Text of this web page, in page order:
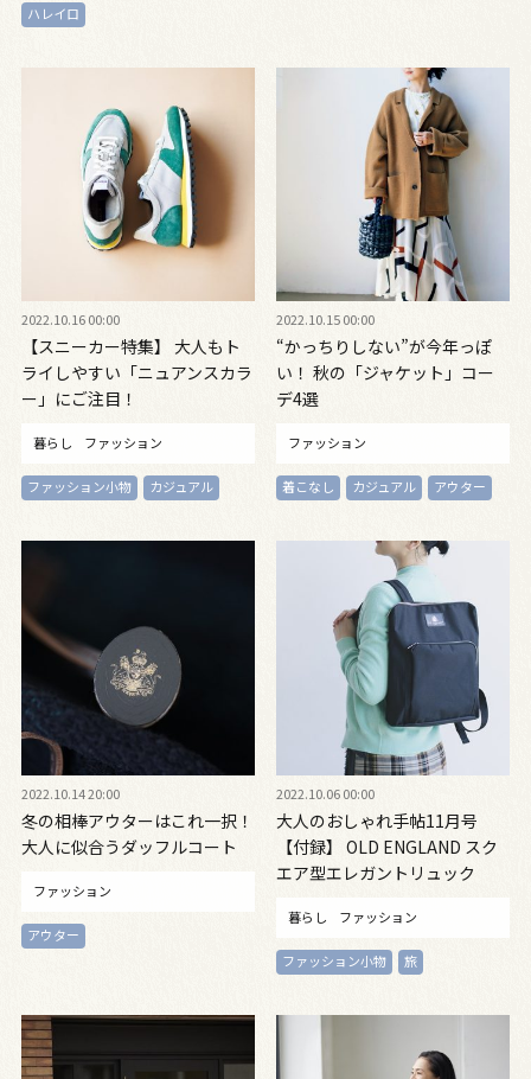
ハレイロ
2022.10.16 00:00
【スニーカー特集】 大人もト
ライしやすい「ニュアンスカラ
ー」にご注目！
暮らし ファッション
ファッション小物 カジュアル
2022.10.15 00:00
“かっちりしない”が今年っぽ
い！ 秋の「ジャケット」コー
デ4選
ファッション
着こなし カジュアル アウター
2022.10.14 20:00
冬の相棒アウターはこれ一択！
大人に似合うダッフルコート
ファッション
アウター
2022.10.06 00:00
大人のおしゃれ手帖11月号
【付録】 OLD ENGLAND スク
エア型エレガントリュック
暮らし ファッション
ファッション小物 旅